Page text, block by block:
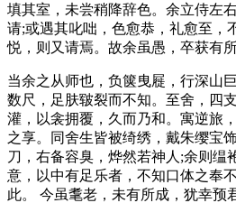
填其室，未尝稍降辞色。余立侍左
请;或遇其叱咄，色愈恭，礼愈至，
悦，则又请焉。故余虽愚，卒获有所
当余之从师也，负箧曳屣，行深山
数尺，足肤皲裂而不知。至舍，四
灌，以衾拥覆，久而乃和。寓逆旅
之享。同舍生皆被绮绣，戴朱缨宝
刀，右备容臭，烨然若神人;余则缊
意，以中有足乐者，不知口体之奉
此。 今虽耄老，未有所成，犹幸预